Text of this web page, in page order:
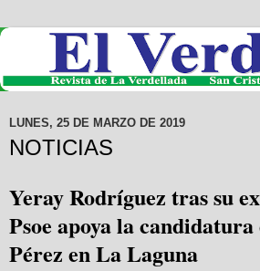
LUNES, 25 DE MARZO DE 2019
NOTICIAS
Yeray Rodríguez tras su
Psoe apoya la
Pérez en La Laguna